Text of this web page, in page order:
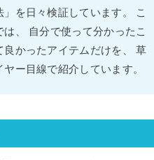
」を日々検証しています。 こ
は、 自分で使って分かったこ
良かったアイテムだけを、 草
ヤー目線で紹介しています。